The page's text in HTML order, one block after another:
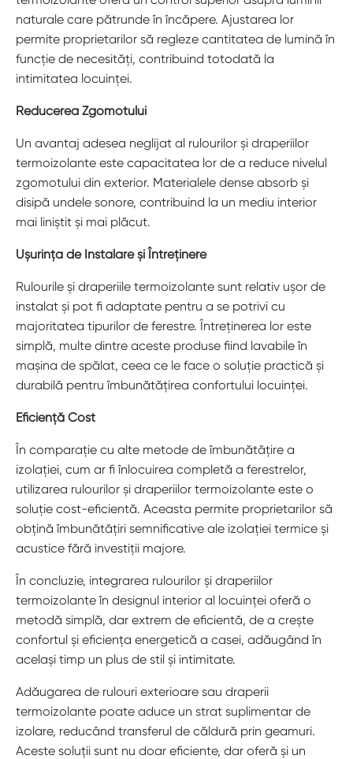
naturale care pătrunde în încăpere. Ajustarea lor
permite proprietarilor să regleze cantitatea de lumină în
funcție de necesități, contribuind totodată la
intimitatea locuinței.
Reducerea Zgomotului
Un avantaj adesea neglijat al rulourilor și draperiilor
termoizolante este capacitatea lor de a reduce nivelul
zgomotului din exterior. Materialele dense absorb și
disipă undele sonore, contribuind la un mediu interior
mai liniștit și mai plăcut.
Ușurința de Instalare și Întreținere
Rulourile și draperiile termoizolante sunt relativ ușor de
instalat și pot fi adaptate pentru a se potrivi cu
majoritatea tipurilor de ferestre. Întreținerea lor este
simplă, multe dintre aceste produse fiind lavabile în
mașina de spălat, ceea ce le face o soluție practică și
durabilă pentru îmbunătățirea confortului locuinței.
Eficiență Cost
În comparație cu alte metode de îmbunătățire a
izolației, cum ar fi înlocuirea completă a ferestrelor,
utilizarea rulourilor și draperiilor termoizolante este o
soluție cost-eficientă. Aceasta permite proprietarilor să
obțină îmbunătățiri semnificative ale izolației termice și
acustice fără investiții majore.
În concluzie, integrarea rulourilor și draperiilor
termoizolante în designul interior al locuinței oferă o
metodă simplă, dar extrem de eficientă, de a crește
confortul și eficiența energetică a casei, adăugând în
același timp un plus de stil și intimitate.
Adăugarea de rulouri exterioare sau draperii
termoizolante poate aduce un strat suplimentar de
izolare, reducând transferul de căldură prin geamuri.
Aceste soluții sunt nu doar eficiente, dar oferă și un